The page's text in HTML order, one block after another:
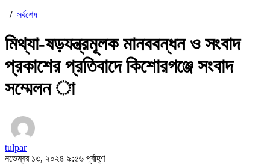
/ সর্বশেষ
মিথ্যা-ষড়যন্ত্রমূলক মানববন্ধন ও সংবাদ
প্রকাশের প্রতিবাদে কিশোরগঞ্জে সংবাদ
সম্মেলন া
tulpar
নভেম্বর ১৩, ২০২৪ ৯:৫৬ পূর্বাহ্ণ